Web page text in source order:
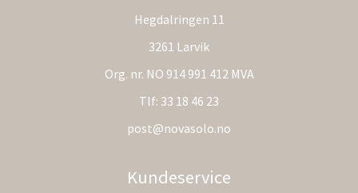
Hegdalringen 11
3261 Larvik
Org. nr. NO 914 991 412 MVA
Tlf: 33 18 46 23
post@novasolo.no
Kundeservice